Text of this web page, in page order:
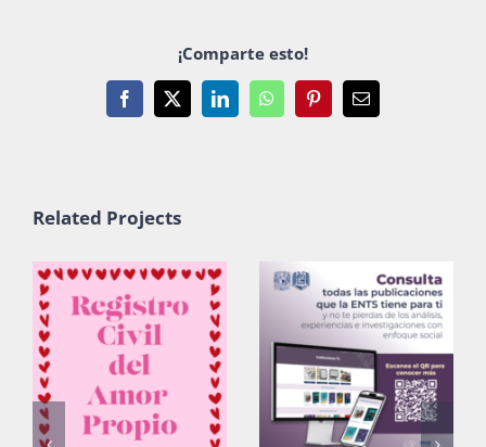
¡Comparte esto!
Facebook
X LinkedInWhatsAppPinterestEmail
Related Projects